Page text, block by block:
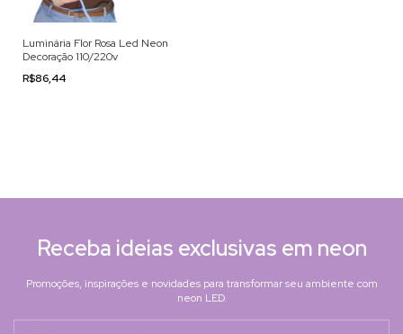
Luminária Flor Rosa Led Neon
Decoração 110/220v
R$86,44
Receba ideias exclusivas em neon
Promoções, inspirações e novidades para transformar seu ambiente com
neon LED.